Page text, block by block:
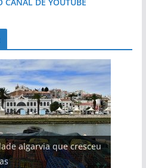
CANAL DE YOUTUBE
algarvia que cresceu